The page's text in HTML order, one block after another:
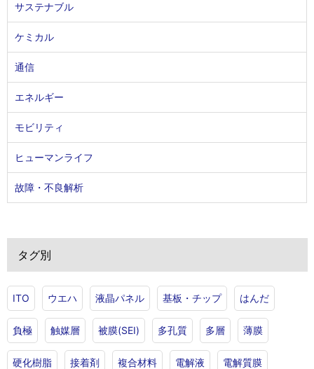
サステナブル
ケミカル
通信
エネルギー
モビリティ
ヒューマンライフ
故障・不良解析
タグ別
ITO ウエハ 液晶パネル 基板・チップ はんだ
負極 触媒層 被膜(SEI) 多孔質 多層 薄膜
硬化樹脂 接着剤 複合材料 電解液 電解質膜